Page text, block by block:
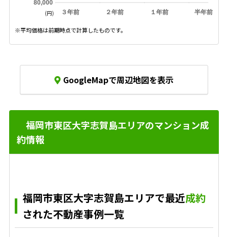
３年前 ２年前 １年前 半年前
80,000
(円)
※平均価格は前期時点で計算したものです。
GoogleMapで周辺地図を表示
福岡市東区大字志賀島エリアのマンション成
約情報
福岡市東区大字志賀島エリアで最近成約
された不動産事例一覧